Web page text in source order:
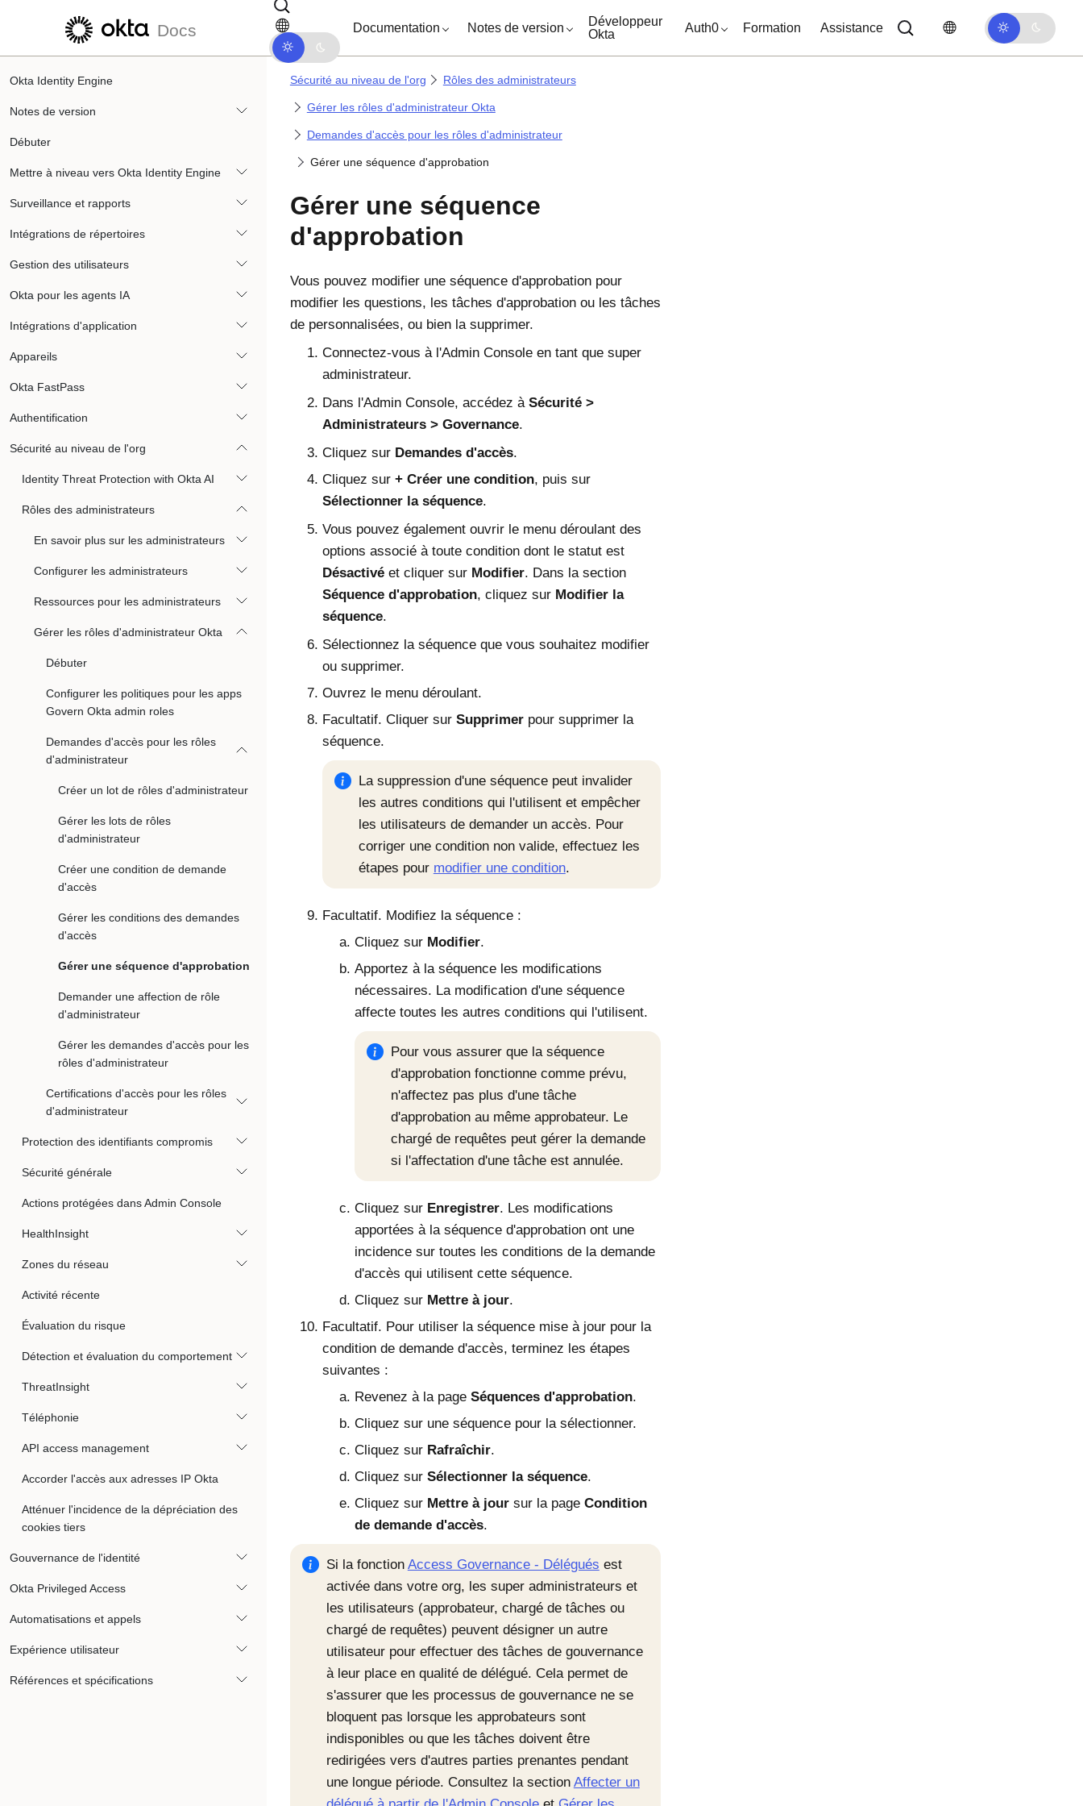
Passer au contenu principal Passer à la navigation dans les documents
Docs Documentation Notes de version
Développeur
Okta
Auth0 Formation Assistance
Okta Identity Engine
Notes de version
Débuter
Mettre à niveau vers Okta Identity Engine
Surveillance et rapports
Intégrations de répertoires
Gestion des utilisateurs
Okta pour les agents IA
Intégrations d'application
Appareils
Okta FastPass
Authentification
Sécurité au niveau de l'org
Identity Threat Protection with Okta AI
Rôles des administrateurs
En savoir plus sur les administrateurs
Configurer les administrateurs
Ressources pour les administrateurs
Gérer les rôles d'administrateur Okta
Débuter
Configurer les politiques pour les apps
Govern Okta admin roles
Demandes d'accès pour les rôles
d'administrateur
Créer un lot de rôles d'administrateur
Gérer les lots de rôles
d'administrateur
Créer une condition de demande
d'accès
Gérer les conditions des demandes
d'accès
Gérer une séquence d'approbation
Demander une affection de rôle
d'administrateur
Gérer les demandes d'accès pour les
rôles d'administrateur
Certifications d'accès pour les rôles
d'administrateur
Protection des identifiants compromis
Sécurité générale
Actions protégées dans Admin Console
HealthInsight
Zones du réseau
Activité récente
Évaluation du risque
Détection et évaluation du comportement
ThreatInsight
Téléphonie
API access management
Accorder l'accès aux adresses IP Okta
Atténuer l'incidence de la dépréciation des
cookies tiers
Gouvernance de l'identité
Okta Privileged Access
Automatisations et appels
Expérience utilisateur
Références et spécifications
Sécurité au niveau de l'org Rôles des administrateurs
Gérer les rôles d'administrateur Okta
Demandes d'accès pour les rôles d'administrateur
Gérer une séquence d'approbation
Gérer une séquence
d'approbation
Vous pouvez modifier une séquence d'approbation pour
modifier les questions, les tâches d'approbation ou les tâches
de personnalisées, ou bien la supprimer.
Connectez-vous à l'Admin Consoleen tant que super
administrateur.
Dans l'Admin Console, accédez à Sécurité
Administrateurs
Governance.
Cliquez sur Demandes d'accès.
Cliquez sur + Créer une condition, puis sur
Sélectionner la séquence.
Vous pouvez également ouvrir le menu déroulant des
options associé à toute condition dont le statut est
Désactivéet cliquer sur Modifier. Dans la section
Séquence d'approbation, cliquez sur Modifier la
séquence.
Sélectionnez la séquence que vous souhaitez modifier
ou supprimer.
Ouvrez le menu déroulant.
Facultatif. Cliquer sur Supprimerpour supprimer la
séquence.
La suppression d'une séquence peut invalider
les autres conditions qui l'utilisent et empêcher
les utilisateurs de demander un accès. Pour
corriger une condition non valide, effectuez les
étapes pour modifier une condition.
Facultatif. Modifiez la séquence :
Cliquez sur Modifier.
Apportez à la séquence les modifications
nécessaires. La modification d'une séquence
affecte toutes les autres conditions qui l'utilisent.
Pour vous assurer que la séquence
d'approbation fonctionne comme prévu,
n'affectez pas plus d'une tâche
d'approbation au même approbateur. Le
chargé de requêtes peut gérer la demande
si l'affectation d'une tâche est annulée.
Cliquez sur Enregistrer. Les modifications
apportées à la séquence d'approbation ont une
incidence sur toutes les conditions de la demande
d'accès qui utilisent cette séquence.
Cliquez sur Mettre à jour.
Facultatif. Pour utiliser la séquence mise à jour pour la
condition de demande d'accès, terminez les étapes
suivantes :
Revenez à la page Séquences d'approbation.
Cliquez sur une séquence pour la sélectionner.
Cliquez sur Rafraîchir.
Cliquez sur Sélectionner la séquence.
Cliquez sur Mettre à joursur la page Condition
de demande d'accès.
Si la fonction Access Governance - Délégués est
activée dans votre org, les super administrateurs et
les utilisateurs (approbateur, chargé de tâches ou
chargé de requêtes) peuvent désigner un autre
utilisateur pour effectuer des tâches de gouvernance
à leur place en qualité de délégué. Cela permet de
s'assurer que les processus de gouvernance ne se
bloquent pas lorsque les approbateurs sont
indisponibles ou que les tâches doivent être
redirigées vers d'autres parties prenantes pendant
une longue période. Consultez la section Affecter un